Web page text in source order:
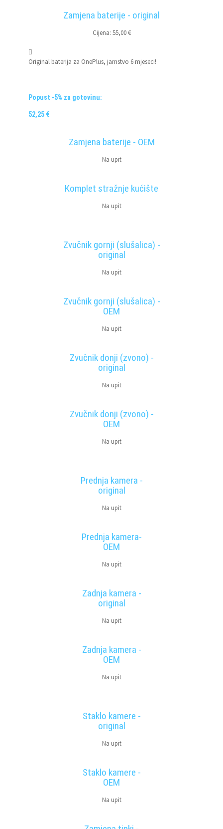
Zamjena baterije - original
Cijena: 55,00 €
Original baterija za OnePlus, jamstvo 6 mjeseci!
Popust -5% za gotovinu:
52,25 €
Zamjena baterije - OEM
Na upit
Komplet stražnje kućište
Na upit
Zvučnik gornji (slušalica) -
original
Na upit
Zvučnik gornji (slušalica) -
OEM
Na upit
Zvučnik donji (zvono) -
original
Na upit
Zvučnik donji (zvono) -
OEM
Na upit
Prednja kamera -
original
Na upit
Prednja kamera-
OEM
Na upit
Zadnja kamera -
original
Na upit
Zadnja kamera -
OEM
Na upit
Staklo kamere -
original
Na upit
Staklo kamere -
OEM
Na upit